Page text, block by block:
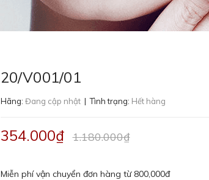
20/V001/01
Hãng: Đang cập nhật | Tình trạng: Hết hàng
354.000₫ 1.180.000₫
Miễn phí vận chuyển đơn hàng từ 800,000đ